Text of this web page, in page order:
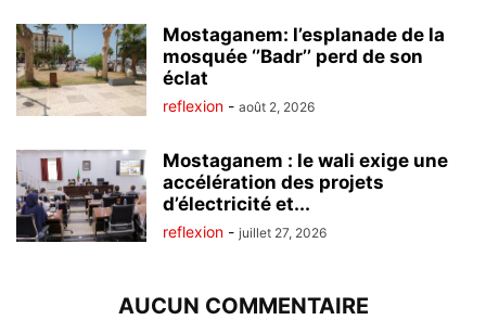
Mostaganem: l’esplanade de la
mosquée ‘’Badr’’ perd de son
éclat
reflexion - août 2, 2026
Mostaganem : le wali exige une
accélération des projets
d’électricité et...
reflexion - juillet 27, 2026
AUCUN COMMENTAIRE